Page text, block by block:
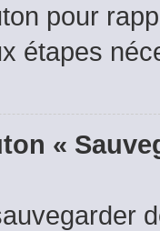
pour
étapes
«